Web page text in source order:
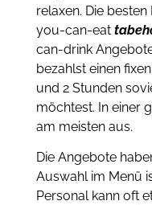
relaxen. Die
you-can-eat
can-drink
bezahlst einen
und 2 Stunden
möchtest. In einer
am meisten aus.
Die Angebote
Auswahl im Menü
Personal kann oft